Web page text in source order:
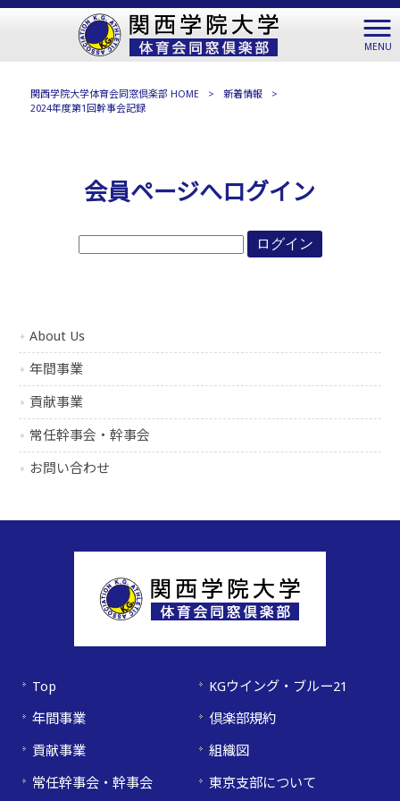
MENU
関西学院大学体育会同窓倶楽部 HOME > 新着情報
>
2024年度第1回幹事会記録
会員ページへログイン
About Us
年間事業
貢献事業
常任幹事会・幹事会
お問い合わせ
Top
年間事業
貢献事業
常任幹事会・幹事会
KGウイング・ブルー21
倶楽部規約
組織図
東京支部について